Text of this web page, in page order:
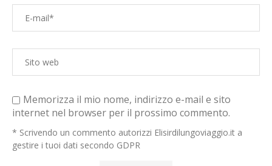
Memorizza il mio nome, indirizzo e-mail e sito
internet nel browser per il prossimo commento.
* Scrivendo un commento autorizzi Elisirdilungoviaggio.it a
gestire i tuoi dati secondo GDPR